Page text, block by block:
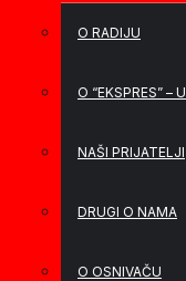
O RADIJU
O “EKSPRES” – U
NAŠI PRIJATELJI
DRUGI O NAMA
O OSNIVAČU